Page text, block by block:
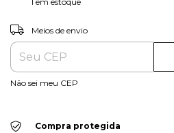
Entregas para o CEP:
Meios de envio
Não sei meu CEP
Compra protegida